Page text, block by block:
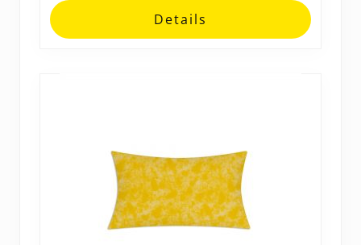
Details
Optionen
können